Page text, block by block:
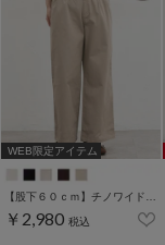
WEB限定アイテム
￥2,980 税込